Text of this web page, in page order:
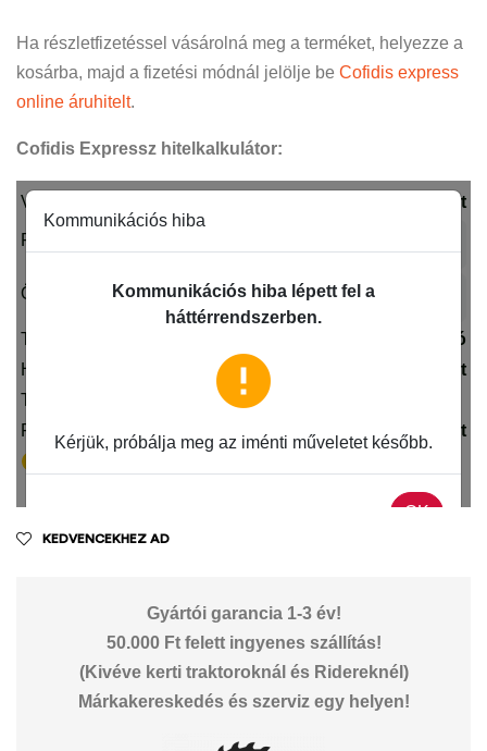
Ha részletfizetéssel vásárolná meg a terméket, helyezze a
kosárba, majd a fizetési módnál jelölje be Cofidis express
online áruhitelt.
Cofidis Expressz hitelkalkulátor:
KEDVENCEKHEZ AD
Gyártói garancia 1-3 év!
50.000 Ft felett ingyenes szállítás!
(Kivéve kerti traktoroknál és Ridereknél)
Márkakereskedés és szerviz egy helyen!